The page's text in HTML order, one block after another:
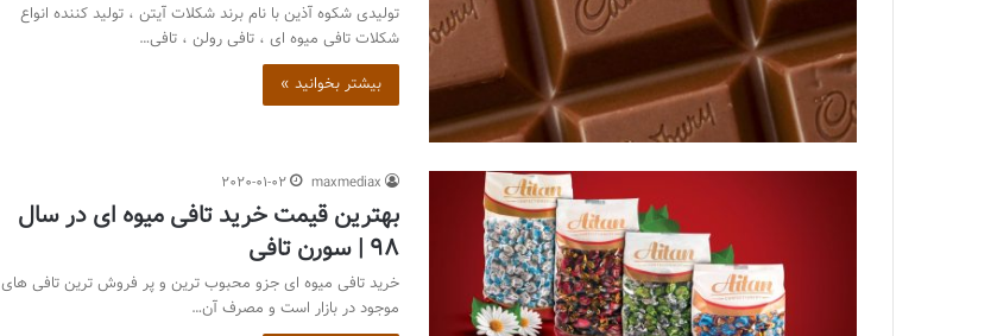
تولیدی شکوه آذین با نام برند شکلات آیتن ، تولید کننده انواع
شکلات تافی میوه ای ، تافی رولن ، تافی…
بیشتر بخوانید »
maxmediax
2020-01-02
بهترین قیمت خرید تافی میوه ای در سال
98 | سورن تافی
خرید تافی میوه ای جزو محبوب ترین و پر فروش ترین تافی های
موجود در بازار است و مصرف آن…